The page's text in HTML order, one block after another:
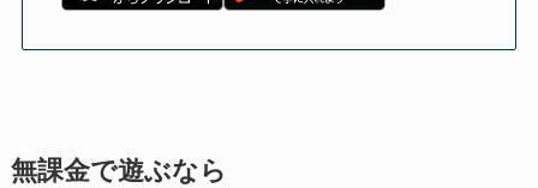
無課金で遊ぶなら